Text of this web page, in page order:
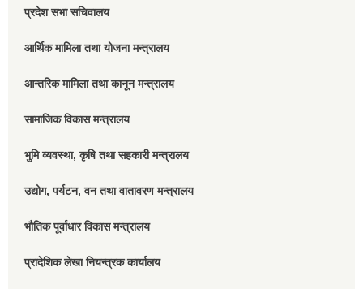
प्रदेश सभा सचिवालय
आर्थिक मामिला तथा योजना मन्त्रालय
आन्तरिक मामिला तथा कानून मन्त्रालय
सामाजिक विकास मन्त्रालय
भुमि व्यवस्था, कृषि तथा सहकारी मन्त्रालय
उद्योग, पर्यटन, वन तथा वातावरण मन्त्रालय
भौतिक पूर्वाधार विकास मन्त्रालय
प्रादेशिक लेखा नियन्त्रक कार्यालय